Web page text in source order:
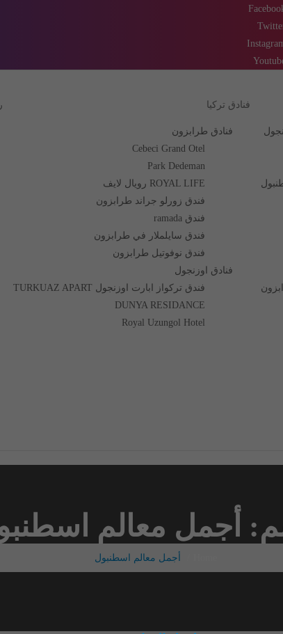
فنادق تركيا
فنادق طرابزون
Cebeci Grand Otel
Park Dedeman
ROYAL LIFE رويال لايف
فندق زورلو جراند طرابزون
فندق ramada
فندق سايلملار في طرابزون
فندق نوفوتيل طرابزون
فنادق اوزنجول
فندق تركواز ابارت اوزنجول TURKUAZ APART
DUNYA RESIDANCE
Royal Uzungol Hotel
أجمل معالم
أجمل معالم اسطنبول